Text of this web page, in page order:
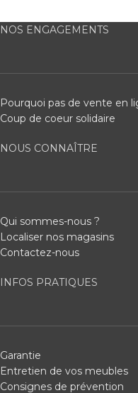
NOS ENGAGEMENTS
Pourquoi pas de vente en
Coup de coeur solidaire
NOUS CONNAÎTRE
Qui sommes-nous ?
Localiser nos magasins
Contactez-nous
INFOS PRATIQUES
Garantie
Entretien de vos meubles
Consignes de prévention